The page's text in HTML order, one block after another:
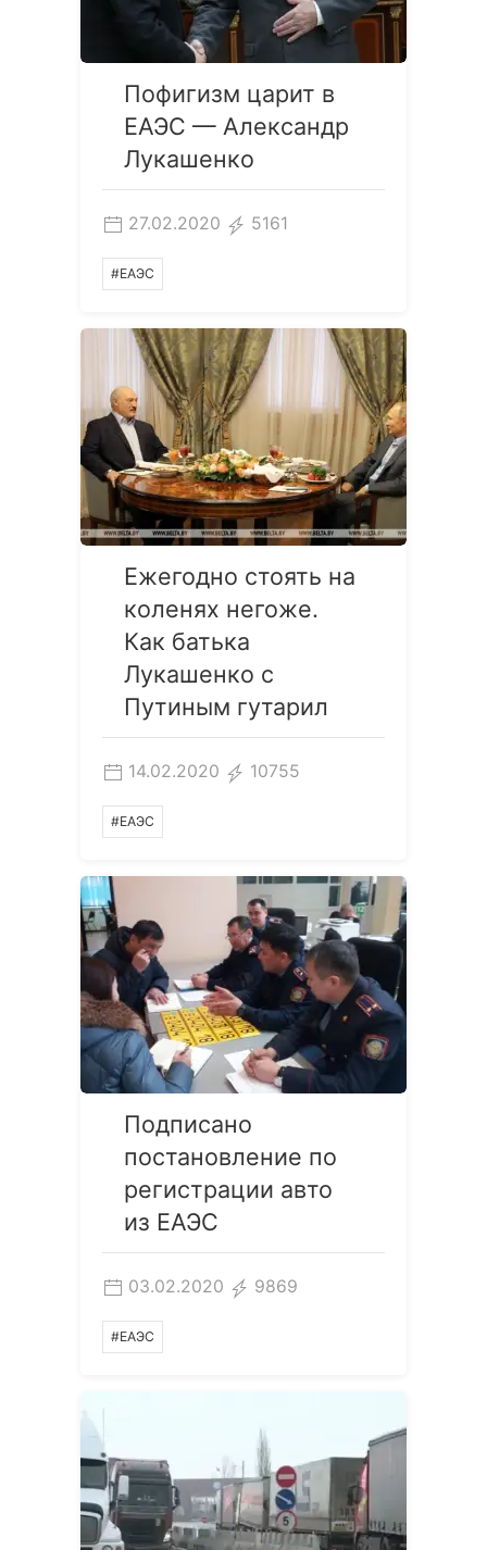
Пофигизм царит в
ЕАЭС — Александр
Лукашенко
27.02.2020 5161
#ЕАЭС
Ежегодно стоять на
коленях негоже.
Как батька
Лукашенко с
Путиным гутарил
14.02.2020 10755
#ЕАЭС
Подписано
постановление по
регистрации авто
из ЕАЭС
03.02.2020 9869
#ЕАЭС